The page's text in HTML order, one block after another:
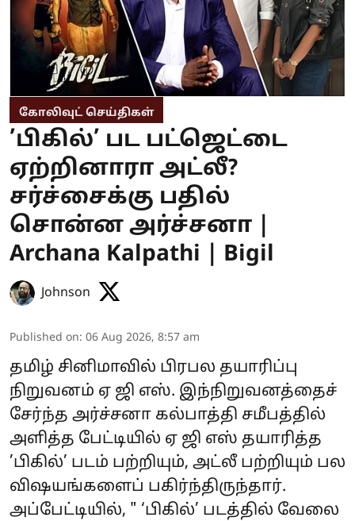
கோலிவுட் செய்திகள்
’பிகில்’ பட பட்ஜெட்டை
ஏற்றினாரா அட்லீ?
சர்ச்சைக்கு பதில்
சொன்ன அர்ச்சனா |
Archana Kalpathi | Bigil
Johnson
Published on: 06 Aug 2026, 8:57 am
தமிழ் சினிமாவில் பிரபல தயாரிப்பு
நிறுவனம் ஏ ஜி எஸ். இந்நிறுவனத்தைச்
சேர்ந்த அர்ச்சனா கல்பாத்தி சமீபத்தில்
அளித்த பேட்டியில் ஏ ஜி எஸ் தயாரித்த
’பிகில்’ படம் பற்றியும், அட்லீ பற்றியும் பல
விஷயங்களைப் பகிர்ந்திருந்தார்.
அப்பேட்டியில், " ‘பிகில்’ படத்தில் வேலை